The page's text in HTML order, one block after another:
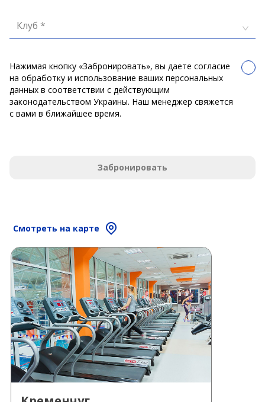
Клуб *
Нажимая кнопку «Забронировать», вы даете согласие
на обработку и использование ваших персональных
данных в соответствии с действующим
законодательством Украины. Наш менеджер свяжется
с вами в ближайшее время.
Забронировать
Смотреть на карте